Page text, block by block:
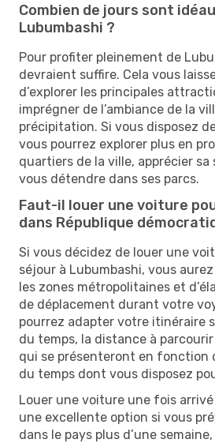
Combien de jours sont
Lubumbashi ?
Pour profiter pleinement de
devraient suffire. Cela vous
d’explorer les principales
imprégner de l’ambiance de la
précipitation. Si vous disposez
vous pourrez explorer plus en
quartiers de la ville, apprécier
vous détendre dans ses parcs.
Faut-il louer une voiture
dans République
Si vous décidez de louer une
séjour à Lubumbashi, vous
les zones métropolitaines et
de déplacement durant votre
pourrez adapter votre itinéraire
du temps, la distance à
qui se présenteront en fonction
du temps dont vous disposez
Louer une voiture une fois
une excellente option si vous
dans le pays plus d’une